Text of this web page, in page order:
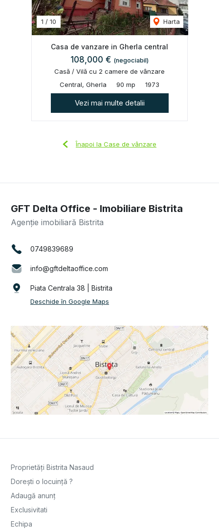
1 / 10 Harta
Casa de vanzare in Gherla central
108,000 € (negociabil)
Casă / Vilă cu 2 camere de vânzare
Central, Gherla
90 mp 1973
Vezi mai multe detalii
Înapoi la Case de vânzare
GFT Delta Office - Imobiliare Bistrita
Agenție imobiliară Bistrita
0749839689
info@gftdeltaoffice.com
Piata Centrala 38 | Bistrita
Deschide în Google Maps
Proprietăți Bistrita Nasaud
Dorești o locuință ?
Adaugă anunț
Exclusivitati
Echipa